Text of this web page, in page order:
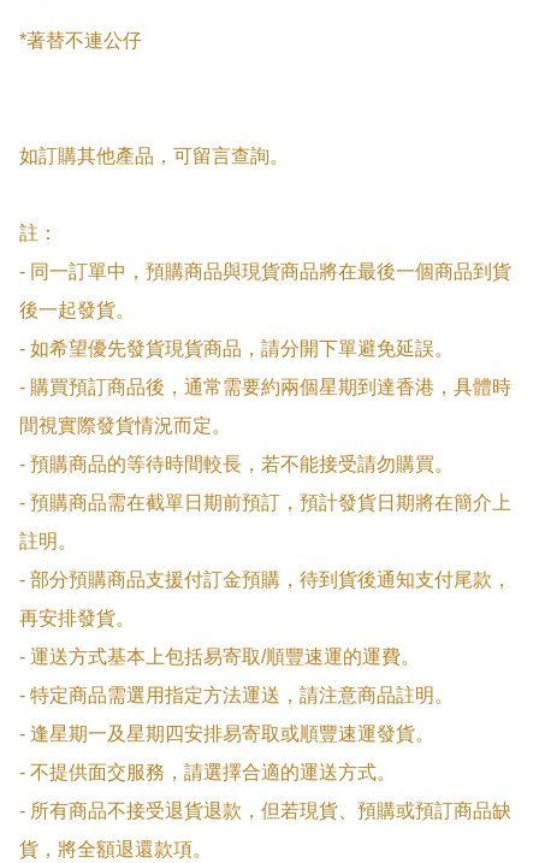
*著替不連公仔
如訂購其他產品，可留言查詢。
註：
- 同一訂單中，預購商品與現貨商品將在最後一個商品到貨
後一起發貨。
- 如希望優先發貨現貨商品，請分開下單避免延誤。
- 購買預訂商品後，通常需要約兩個星期到達香港，具體時
間視實際發貨情況而定。
- 預購商品的等待時間較長，若不能接受請勿購買。
- 預購商品需在截單日期前預訂，預計發貨日期將在簡介上
註明。
- 部分預購商品支援付訂金預購，待到貨後通知支付尾款，
再安排發貨。
- 運送方式基本上包括易寄取/順豐速運的運費。
- 特定商品需選用指定方法運送，請注意商品註明。
- 逢星期一及星期四安排易寄取或順豐速運發貨。
- 不提供面交服務，請選擇合適的運送方式。
- 所有商品不接受退貨退款，但若現貨、預購或預訂商品缺
貨，將全額退還款項。